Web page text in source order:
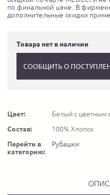
по финальной цене. В
дополнительные скидки
Товара нет в наличии
СООБЩИТЬ О
Цвет:
Белый с цветным
Состав:
100% Хлопок
Перейти в
категорию:
Рубашки